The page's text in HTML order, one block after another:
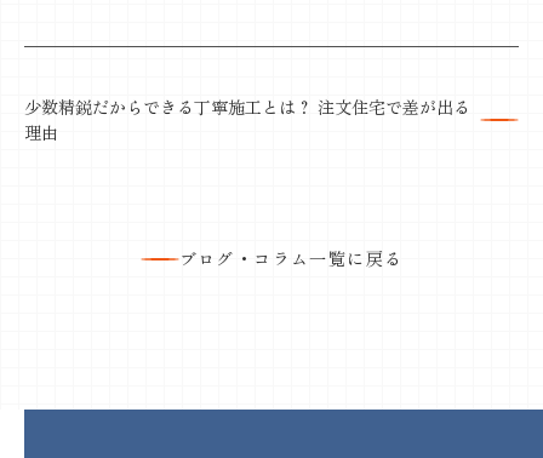
少数精鋭だからできる丁寧施工とは？ 注文住宅で差が出る
理由
ブログ・コラム一覧に戻る